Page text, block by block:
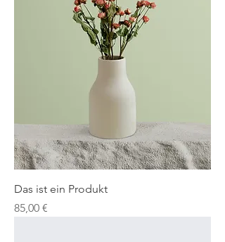
Das ist ein Produkt
Preis
85,00 €